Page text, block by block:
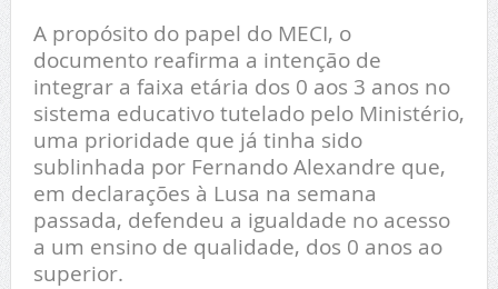
A propósito do papel do MECI, o
documento reafirma a intenção de
integrar a faixa etária dos 0 aos 3 anos no
sistema educativo tutelado pelo Ministério,
uma prioridade que já tinha sido
sublinhada por Fernando Alexandre que,
em declarações à Lusa na semana
passada, defendeu a igualdade no acesso
a um ensino de qualidade, dos 0 anos ao
superior.